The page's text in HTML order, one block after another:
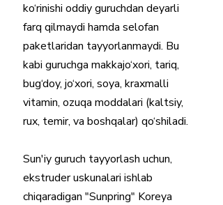
ko‘rinishi oddiy guruchdan deyarli
farq qilmaydi hamda selofan
paketlaridan tayyorlanmaydi. Bu
kabi guruchga makkajo‘xori, tariq,
bug‘doy, jo‘xori, soya, kraxmalli
vitamin, ozuqa moddalari (kaltsiy,
rux, temir, va boshqalar) qo‘shiladi.
Sun'iy guruch tayyorlash uchun,
ekstruder uskunalari ishlab
chiqaradigan "Sunpring" Koreya